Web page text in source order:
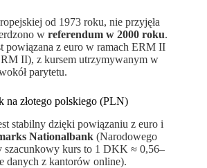
od 1973 roku, nie przyjęła
w referendum w 2000 roku.
powiązana z euro w ramach ERM II
II), z kursem utrzymywanym w
parytetu.
na złotego polskiego (PLN)
stabilny dzięki powiązaniu z euro i
Nationalbank (Narodowego
szacunkowy kurs to 1 DKK ≈ 0,56–
danych z kantorów online).